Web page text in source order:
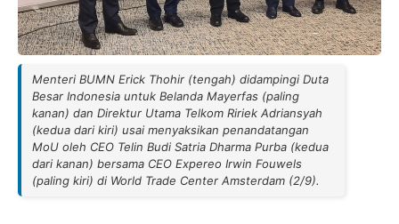
Menteri BUMN Erick Thohir (tengah) didampingi Duta
Besar Indonesia untuk Belanda Mayerfas (paling
kanan) dan Direktur Utama Telkom Ririek Adriansyah
(kedua dari kiri) usai menyaksikan penandatangan
MoU oleh CEO Telin Budi Satria Dharma Purba (kedua
dari kanan) bersama CEO Expereo Irwin Fouwels
(paling kiri) di World Trade Center Amsterdam (2/9).